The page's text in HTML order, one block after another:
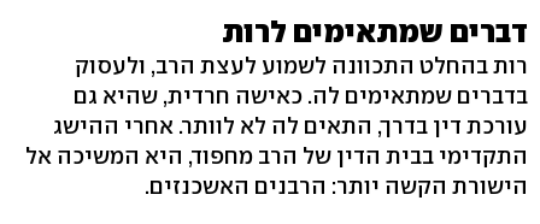
דברים שמתאימים לרות
רות בהחלט התכוונה לשמוע לעצת הרב, ולעסוק
בדברים שמתאימים לה. כאישה חרדית, שהיא גם
עורכת דין בדרך, התאים לה לא לוותר. אחרי ההישג
התקדימי בבית הדין של הרב מחפוד, היא המשיכה אל
הישורת הקשה יותר: הרבנים האשכנזים.